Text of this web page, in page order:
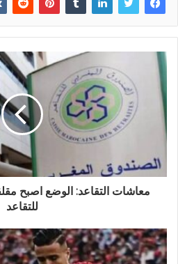
معاشات التقاعد: الوضع اصبح
للتقاعد